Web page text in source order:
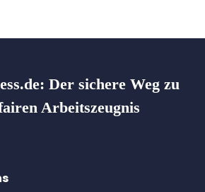
Der sichere Weg zu
Arbeitszeugnis